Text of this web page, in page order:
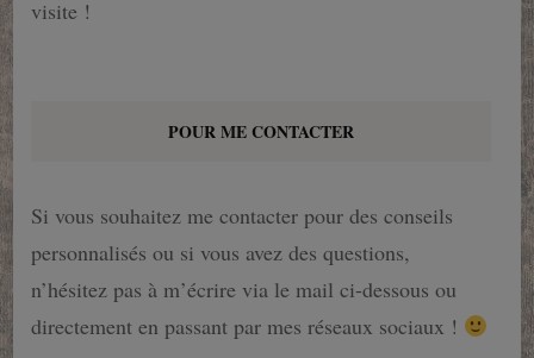
visite !
POUR ME CONTACTER
Si vous souhaitez me contacter pour des conseils
personnalisés ou si vous avez des questions,
n’hésitez pas à m’écrire via le mail ci-dessous ou
directement en passant par mes réseaux sociaux !